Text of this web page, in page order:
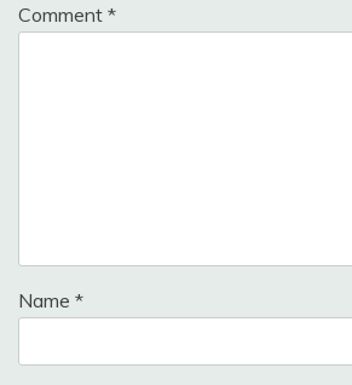
Comment *
Name *